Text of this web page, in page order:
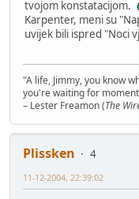
tvojom konstatacijom.
Karpenter, meni su
uvijek bili ispred "Noci
"A life, Jimmy, you know
you're waiting for
– Lester Freamon (The
Plissken
4
11-12-2004, 22:39:02